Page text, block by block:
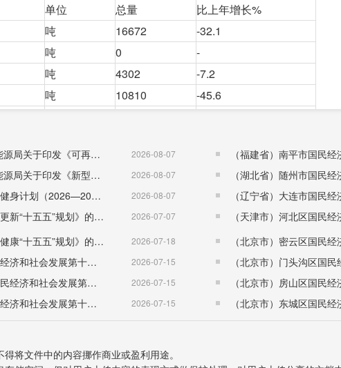
单位 总量
比上年增长%
吨 16672
-32.1
吨 0
-
吨 4302
-7.2
吨 10810
-45.6
吨
万张 51.27
-29.5
万张 5.67
-41.1
万张 2.34
吨 629
持平
栏
头（只） 602369
-30.2
头 33404
-14.1
只 568965
-30.9
头 50014
国家发展改革委 国家能源局关于印发《可再生能源发展“十五五”规划》的通知 （发改能源〔2026〕1067号）
2026-08-07
国家发展改革委 国家能源局关于印发《新型电力系统建设“十五五”规划》的通知​ （发改能源〔2026〕942号） 2026-08-07
国务院关于印发《全民健身计划（2026—2030年）》的通知 （国发〔2026〕26号） 2026-08-07
国务院关于印发《城市更新“十五五”规划》的通知（国发〔2026〕12号） 2026-07-07
国务院关于印发《国民健康“十五五”规划》的通知 （国发〔2026〕23号） 2026-07-18
（福建省）福州市国民经济和社会发展第十五个五年规划纲要 2026-07-15
（河南省）平顶山市国民经济和社会发展第十五个五年规划纲要 2026-07-15
（河南省）洛阳市国民经济和社会发展第十五个五年规划纲要 2026-07-15
将文件中的内容挪作商业或盈利用途。